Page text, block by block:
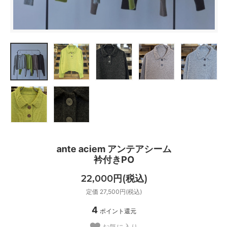
ante aciem アンテアシーム
衿付きPO
22,000円(税込)
定価 27,500円(税込)
4 ポイント還元